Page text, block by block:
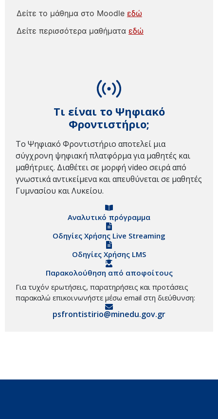
Τι είναι το Ψηφιακό
Φροντιστήριο;
Το Ψηφιακό Φροντιστήριο αποτελεί μια
σύγχρονη ψηφιακή πλατφόρμα για μαθητές και
μαθήτριες. Διαθέτει σε μορφή video σειρά από
γνωστικά αντικείμενα και απευθύνεται σε μαθητές
Γυμνασίου και Λυκείου.
Αναλυτικό πρόγραμμα
Οδηγίες Χρήσης Live Streaming
Οδηγίες Χρήσης LMS
Παρακολούθηση από αποφοίτους
Για τυχόν ερωτήσεις, παρατηρήσεις και προτάσεις
παρακαλώ επικοινωνήστε μέσω email στη διεύθυνση:
psfrontistirio@minedu.gov.gr
Δείτε το μάθημα στο Moodle εδώ
Δείτε περισσότερα μαθήματα εδώ